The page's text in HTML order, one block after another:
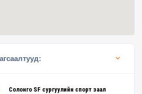
Солонго SF сургуулийн спорт заал